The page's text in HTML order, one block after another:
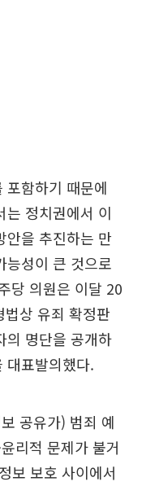
포함하기 때문에
는 정치권에서 이
안을 추진하는 만
능성이 큰 것으로
당 의원은 이달 20
상 유죄 확정판
의 명단을 공개하
대표발의했다.
공유가) 범죄 예
리적 문제가 불거
보 보호 사이에서